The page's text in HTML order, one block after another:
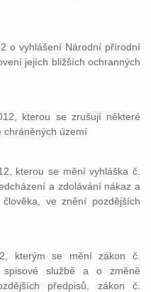
o vyhlášení Národní přírodní
jejích bližších ochranných
kterou se zrušují některé
chráněných území
kterou se mění vyhláška č.
a zdolávání nákaz a
ve znění pozdějších
kterým se mění zákon č.
službě a o změně
předpisů, zákon č.